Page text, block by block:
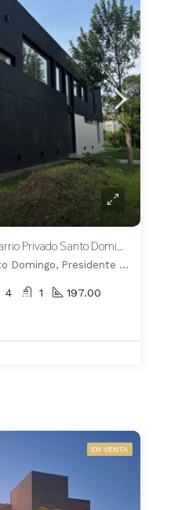
Casa en alquiler en Barrio Privado Santo Domingo
santo domingo, Santo Domingo, Presidente Perón
4 1 197.00
EN VENTA